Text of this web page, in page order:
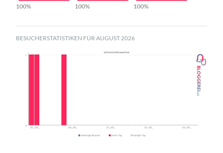
100%
100%
100%
BESUCHERSTATISTIKEN FÜR AUGUST 2026